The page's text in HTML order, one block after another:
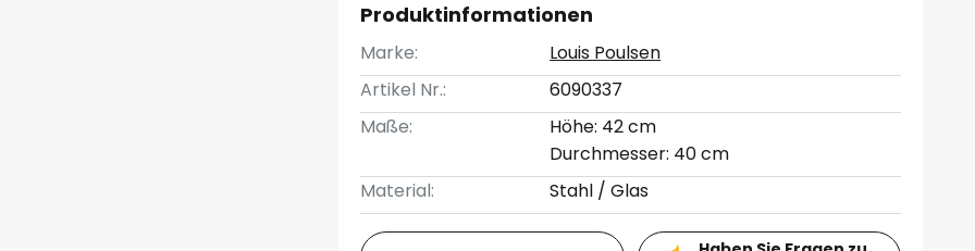
Produktinformationen
Marke:
Louis Poulsen
Artikel Nr.:
6090337
Maße:
Höhe: 42 cm
Durchmesser: 40 cm
Material:
Stahl / Glas